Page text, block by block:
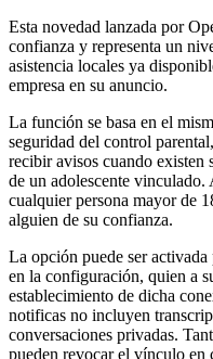
Esta novedad lanzada por
confianza y representa un
asistencia locales ya
empresa en su anuncio.
La función se basa en el
seguridad del control
recibir avisos cuando existen
de un adolescente vinculado.
cualquier persona mayor de
alguien de su confianza.
La opción puede ser
en la configuración, quien a
establecimiento de dicha
notificas no incluyen
conversaciones privadas.
pueden revocar el vínculo en